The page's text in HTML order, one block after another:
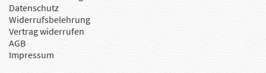
Datenschutz
Widerrufsbelehrung
Vertrag widerrufen
AGB
Impressum